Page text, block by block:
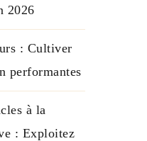
2026
: Cultiver
performantes
à la
: Exploitez